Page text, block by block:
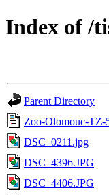
Index of /
Parent Directory
Zoo-Olomouc-
DSC_0211.jpg
DSC_4396.JPG
DSC_4406.JPG